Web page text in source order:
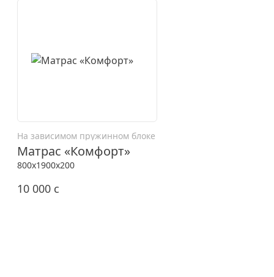
На зависимом пружинном блоке
Матрас «Комфорт»
800x1900x200
10 000 c